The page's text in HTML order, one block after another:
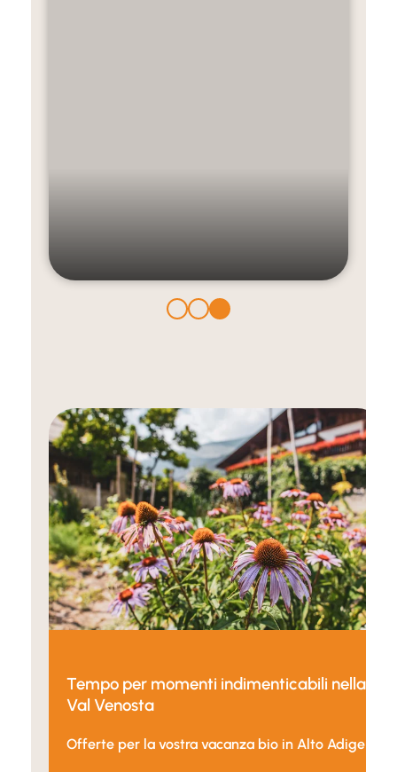
Tempo per momenti indimenticabili nella
Val Venosta
Offerte per la vostra vacanza bio in Alto Adige